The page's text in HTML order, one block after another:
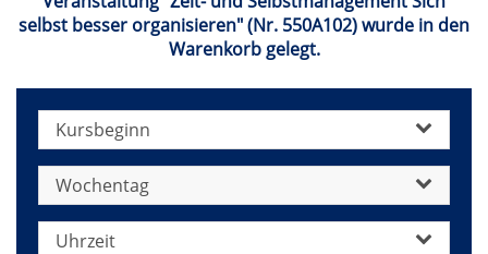
selbst besser organisieren" (Nr. 550A102) wurde in den
Warenkorb gelegt.
Kursbeginn
Wochentag
Uhrzeit